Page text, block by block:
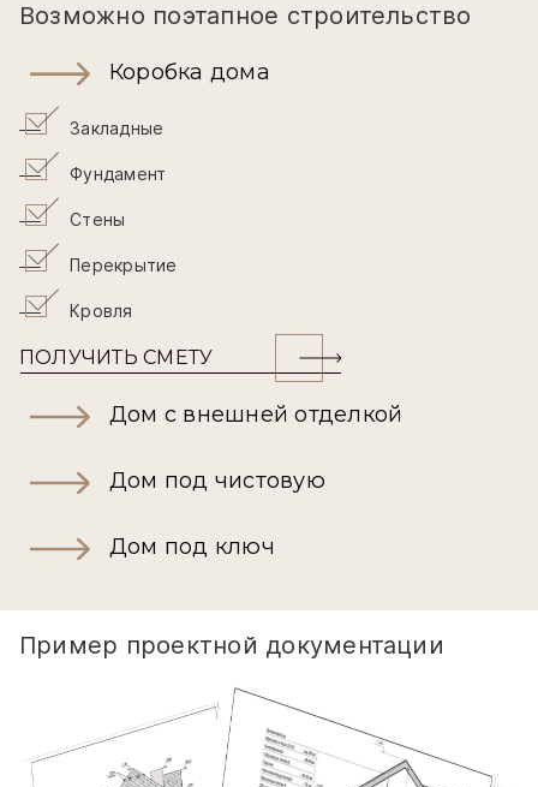
Возможно поэтапное строительство
Коробка дома
Закладные
Фундамент
Стены
Перекрытие
Кровля
ПОЛУЧИТЬ СМЕТУ
Дом с внешней отделкой
Дом под чистовую
Дом под ключ
Пример проектной документации